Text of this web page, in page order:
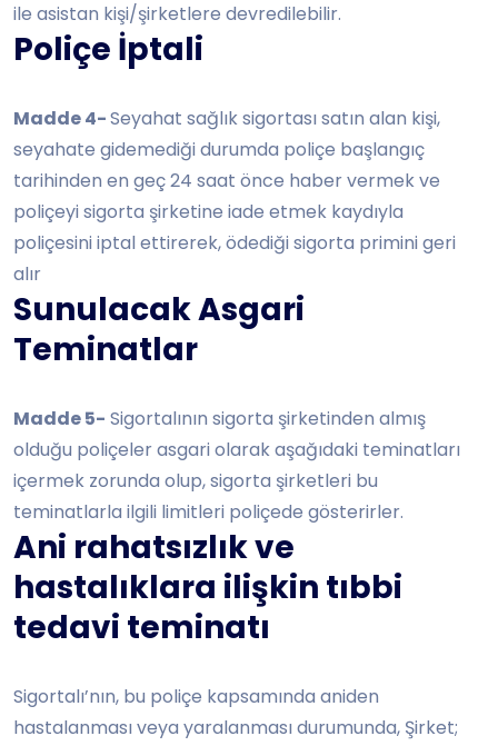
ile asistan kişi/şirketlere devredilebilir.
Poliçe İptali
Madde 4-Seyahat sağlık sigortası satın alan kişi,
seyahate gidemediği durumda poliçe başlangıç
tarihinden en geç 24 saat önce haber vermek ve
poliçeyi sigorta şirketine iade etmek kaydıyla
poliçesini iptal ettirerek, ödediği sigorta primini geri
alır
Sunulacak Asgari
Teminatlar
Madde 5- Sigortalının sigorta şirketinden almış
olduğu poliçeler asgari olarak aşağıdaki teminatları
içermek zorunda olup, sigorta şirketleri bu
teminatlarla ilgili limitleri poliçede gösterirler.
Ani rahatsızlık ve
hastalıklara ilişkin tıbbi
tedavi teminatı
Sigortalı’nın, bu poliçe kapsamında aniden
hastalanması veya yaralanması durumunda, Şirket;